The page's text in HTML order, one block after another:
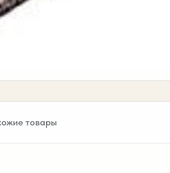
товары